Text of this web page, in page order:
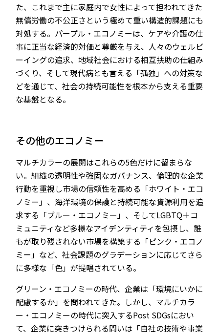
た、これまで主に家庭内で女性によって担われてきた
無償労働の不公正さという極めて重い構造的課題にも
対処する。パープル・エコノミーは、ケアや介護の仕
事に正当な経済的対価と尊厳を与え、人々のウェルビ
ーイングの追求、地域社会における相互扶助の仕組み
づくり、そして現代病とも言える「孤独」への対策な
どを通じて、社会の持続可能性を根本から支える重要
な基盤となる。
その他のエコノミー
マルチカラーの展開はこれらの5色だけに留まらな
い。組織の透明性や強固なガバナンス、倫理的な企業
行動を重視し市場の信頼性を高める「ホワイト・エコ
ノミー」、海洋環境の保護と持続可能な資源利用を追
求する「ブルー・エコノミー」、そしてLGBTQ＋コ
ミュニティなど多様なアイデンティティを包摂し、誰
もが取り残されない市場を構築する「ピンク・エコノ
ミー」など、社会課題のグラデーションに応じてさら
に多様な「色」が提唱されている。
グリーン・エコノミーの時代、企業は「環境にいかに
配慮するか」を問われてきた。しかし、マルチカラ
ー・エコノミーの時代に突入するPost SDGsにおい
て、企業に突きつけられる問いは「自社の技術や事業